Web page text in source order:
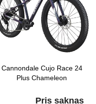
Cannondale Cujo Race 24
Plus Chameleon
Pris saknas